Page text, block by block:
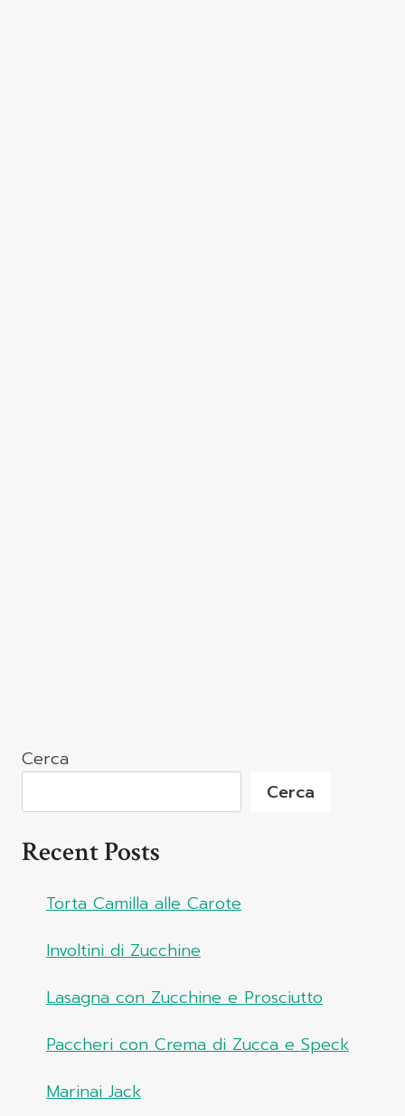
Cerca
Cerca
Recent Posts
Torta Camilla alle Carote
Involtini di Zucchine
Lasagna con Zucchine e Prosciutto
Paccheri con Crema di Zucca e Speck
Marinai Jack